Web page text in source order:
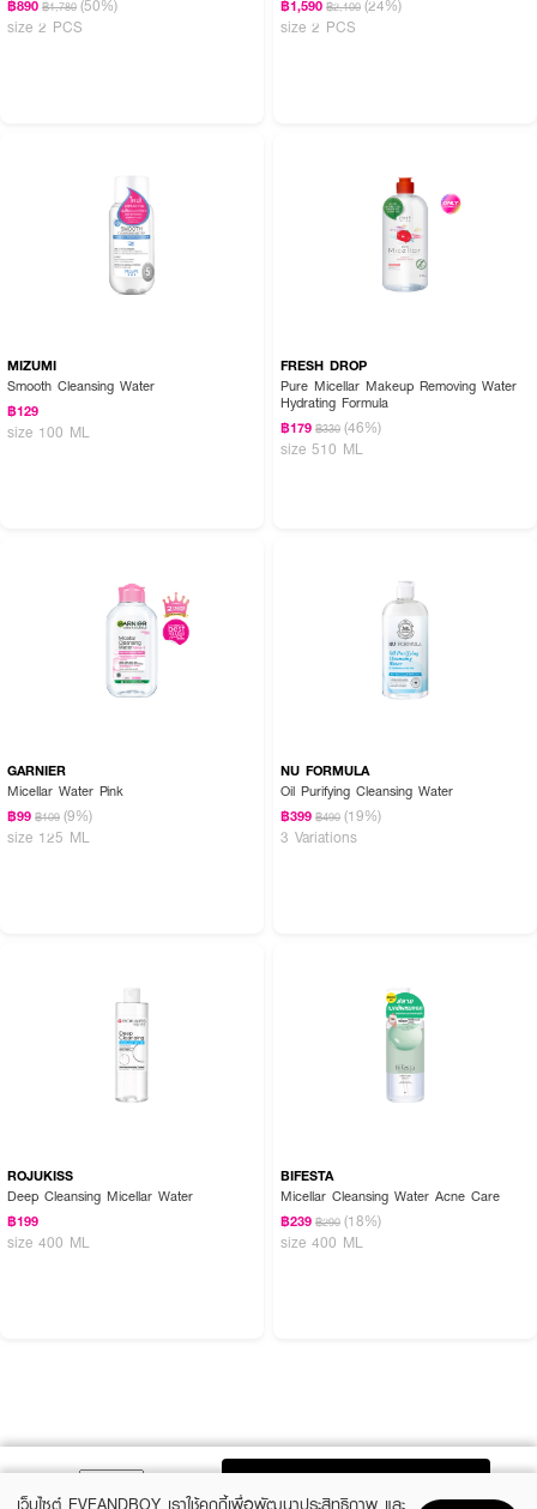
฿890 ฿1,780 (50%)
size 2 PCS
฿1,590 ฿2,100 (24%)
size 2 PCS
MIZUMI
Smooth Cleansing Water
฿129
size 100 ML
FRESH DROP
Pure Micellar Makeup Removing Water
Hydrating Formula
฿179 ฿330 (46%)
size 510 ML
GARNIER
Micellar Water Pink
฿99 ฿109 (9%)
size 125 ML
NU FORMULA
Oil Purifying Cleansing Water
฿399 ฿490 (19%)
3 Variations
ROJUKISS
Deep Cleansing Micellar Water
฿199
size 400 ML
BIFESTA
Micellar Cleansing Water Acne Care
฿239 ฿290 (18%)
size 400 ML
เว็บไซต์ EVEANDBOY เราใช้คุกกี้เพื่อพัฒนาประสิทธิภาพ และ